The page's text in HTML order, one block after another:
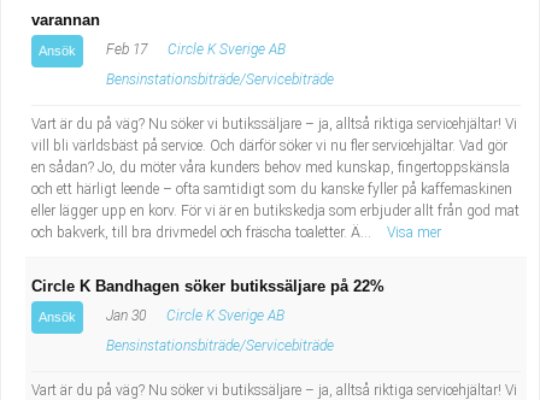
varannan
Ansök Feb 17
Circle K Sverige AB
Bensinstationsbiträde/Servicebiträde
Vart är du på väg? Nu söker vi butikssäljare – ja, alltså riktiga servicehjältar! Vi
vill bli världsbäst på service. Och därför söker vi nu fler servicehjältar. Vad gör
en sådan? Jo, du möter våra kunders behov med kunskap, fingertoppskänsla
och ett härligt leende – ofta samtidigt som du kanske fyller på kaffemaskinen
eller lägger upp en korv. För vi är en butikskedja som erbjuder allt från god mat
och bakverk, till bra drivmedel och fräscha toaletter. Ä...
Visa mer
Circle K Bandhagen söker butikssäljare på 22%
Ansök Jan 30
Circle K Sverige AB
Bensinstationsbiträde/Servicebiträde
Vart är du på väg? Nu söker vi butikssäljare – ja, alltså riktiga servicehjältar! Vi